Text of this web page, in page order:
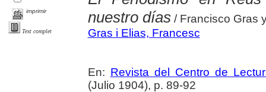
imprimir
Text complet
nuestro días/ Francisco Gras
Gras i Elias, Francesc
En: Revista del Centro de
(Julio 1904), p. 89-92